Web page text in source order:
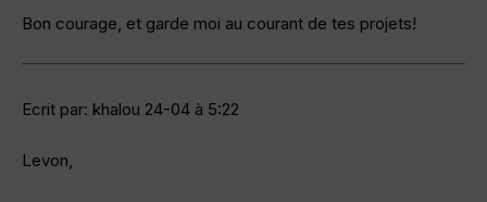
Bon courage, et garde moi au courant de tes projets!
Ecrit par: khalou 24-04 à 5:22
Levon,